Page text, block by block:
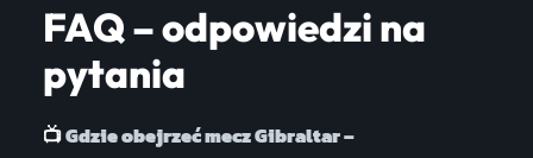
FAQ – odpowiedzi na
pytania
📺Gdzie obejrzeć mecz Gibraltar –